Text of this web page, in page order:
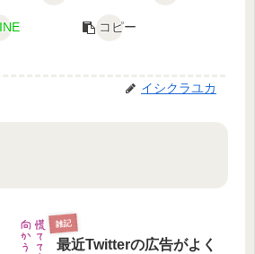
コピー
イシクラユカ
雑記
最近Twitterの広告がよく